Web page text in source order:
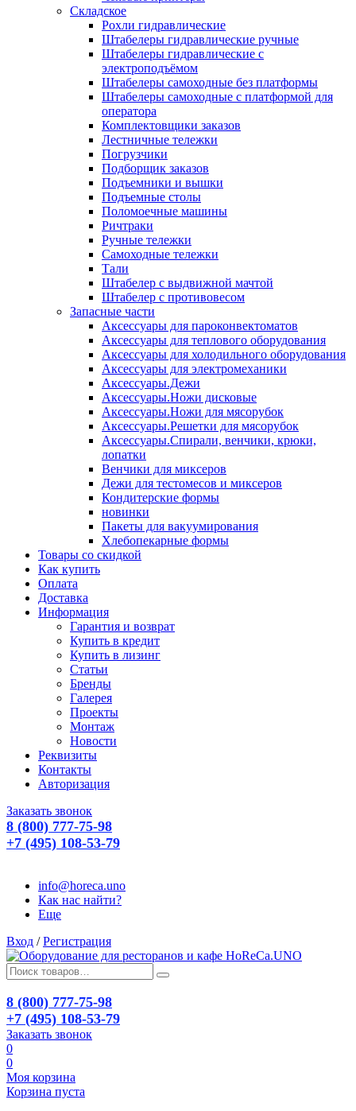
Складское
Рохли гидравлические
Штабелеры гидравлические ручные
Штабелеры гидравлические с
электроподъёмом
Штабелеры самоходные без платформы
Штабелеры самоходные с платформой для
оператора
Комплектовщики заказов
Лестничные тележки
Погрузчики
Подборщик заказов
Подъемники и вышки
Подъемные столы
Поломоечные машины
Ричтраки
Ручные тележки
Самоходные тележки
Тали
Штабелер с выдвижной мачтой
Штабелер с противовесом
Запасные части
Аксессуары для пароконвектоматов
Аксессуары для теплового оборудования
Аксессуары для холодильного оборудования
Аксессуары для электромеханики
Аксессуары.Дежи
Аксессуары.Ножи дисковые
Аксессуары.Ножи для мясорубок
Аксессуары.Решетки для мясорубок
Аксессуары.Спирали, венчики, крюки,
лопатки
Венчики для миксеров
Дежи для тестомесов и миксеров
Кондитерские формы
новинки
Пакеты для вакуумирования
Хлебопекарные формы
Товары со скидкой
Как купить
Оплата
Доставка
Информация
Гарантия и возврат
Купить в кредит
Купить в лизинг
Статьи
Бренды
Галерея
Проекты
Монтаж
Новости
Реквизиты
Контакты
Авторизация
Заказать звонок
8 (800) 777-75-98
+7 (495) 108-53-79
info@horeca.uno
Как нас найти?
Еще
Вход / Регистрация
8 (800) 777-75-98
+7 (495) 108-53-79
Заказать звонок
0
0
Моя корзина
Корзина пуста